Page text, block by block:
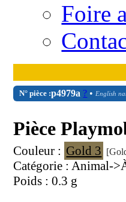
Foire
N° pièce :p4979a ? •English
Pièce
Couleur : Gold 3
Catégorie : Animal-
Poids : 0.3 g